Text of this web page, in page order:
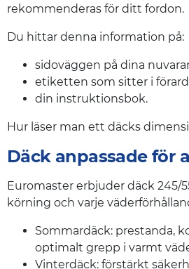
rekommenderas för ditt fordon.
Du hittar denna information på:
sidoväggen på dina
etiketten som sitter i
din instruktionsbok.
Hur läser man ett däcks
Däck anpassade för
Euromaster erbjuder däck 245/
körning och varje
Sommardäck: prestanda,
optimalt grepp i varmt
Vinterdäck: förstärkt